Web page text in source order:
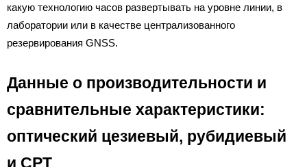
какую технологию часов развертывать на уровне линии, в
лаборатории или в качестве централизованного
резервирования GNSS.
Данные о производительности и
сравнительные характеристики:
оптический цезиевый, рубидиевый
и CPT